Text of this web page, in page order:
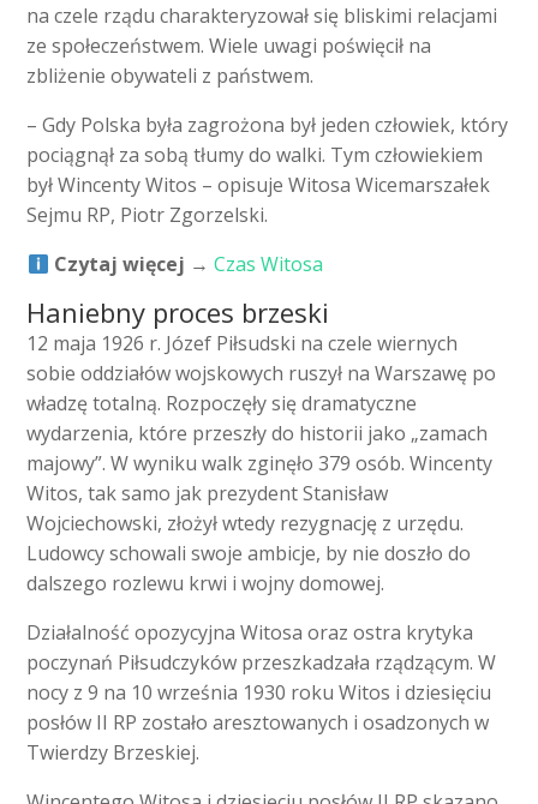
na czele rządu charakteryzował się bliskimi relacjami
ze społeczeństwem. Wiele uwagi poświęcił na
zbliżenie obywateli z państwem.
– Gdy Polska była zagrożona był jeden człowiek, który
pociągnął za sobą tłumy do walki. Tym człowiekiem
był Wincenty Witos – opisuje Witosa Wicemarszałek
Sejmu RP, Piotr Zgorzelski.
Czytaj więcej → Czas Witosa
Haniebny proces brzeski
12 maja 1926 r. Józef Piłsudski na czele wiernych
sobie oddziałów wojskowych ruszył na Warszawę po
władzę totalną. Rozpoczęły się dramatyczne
wydarzenia, które przeszły do historii jako „zamach
majowy”. W wyniku walk zginęło 379 osób. Wincenty
Witos, tak samo jak prezydent Stanisław
Wojciechowski, złożył wtedy rezygnację z urzędu.
Ludowcy schowali swoje ambicje, by nie doszło do
dalszego rozlewu krwi i wojny domowej.
Działalność opozycyjna Witosa oraz ostra krytyka
poczynań Piłsudczyków przeszkadzała rządzącym. W
nocy z 9 na 10 września 1930 roku Witos i dziesięciu
posłów II RP zostało aresztowanych i osadzonych w
Twierdzy Brzeskiej.